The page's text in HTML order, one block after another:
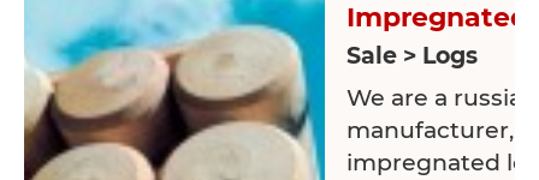
Impregnated
Sale > Logs
We are a
manufacturer,
impregnated